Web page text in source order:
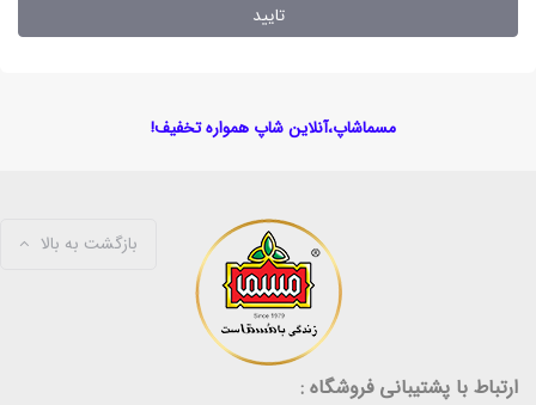
تایید
مسماشاپ،آنلاین شاپ همواره تخفیف!
بازگشت به بالا
ارتباط با پشتیبانی فروشگاه :